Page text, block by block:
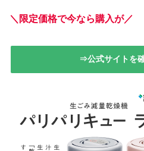
＼限定価格で今なら購入が／
⇒公式サイトを